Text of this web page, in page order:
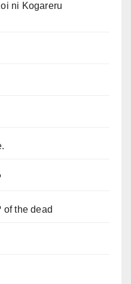
ni Kogareru
of the dead